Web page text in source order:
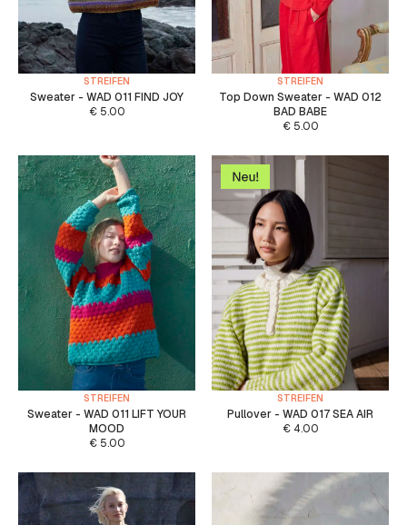
STREIFEN
Sweater - WAD 011 FIND JOY
€5.00
STREIFEN
Top Down Sweater - WAD 012
BAD BABE
€5.00
STREIFEN
Sweater - WAD 011 LIFT YOUR
MOOD
€5.00
STREIFEN
Pullover - WAD 017 SEA AIR
€4.00